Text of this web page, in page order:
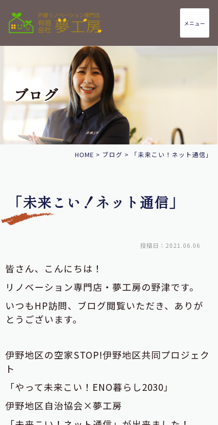
メニュー
ブログ
HOME > ブログ > 「未来こい！ネット通信」
「未来こい！ネット通信」
投稿日：2021.06.06
皆さん、こんにちは！
リノベーション専門店・夢工房の野津です。
いつもHP訪問、ブログ閲覧いただき、ありが
とうございます。
伊野地区の空家STOP!伊野地区共同プロジェク
ト
「やって未来こい！ENO暮らし2030」
伊野地区自治協会×夢工房